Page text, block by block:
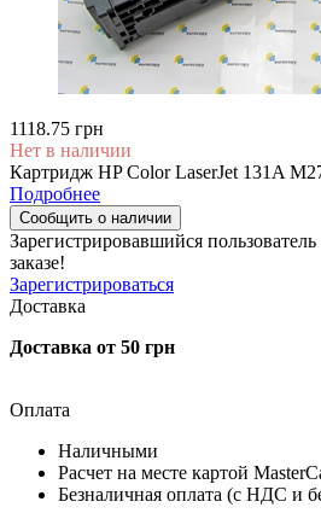
1118.75 грн
Нет в наличии
Картридж HP Color LaserJet 131A
Подробнее
Сообщить о наличии
Зарегистрировавшийся пользователь
заказе!
Зарегистрироваться
Доставка
Доставка от 50 грн
Оплата
Наличными
Расчет на месте картой
Безналичная оплата (с НДС и